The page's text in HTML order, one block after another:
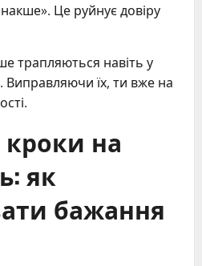
Це руйнує довіру
трапляються навіть у
Виправляючи їх, ти вже на
кроки на
як
бажання